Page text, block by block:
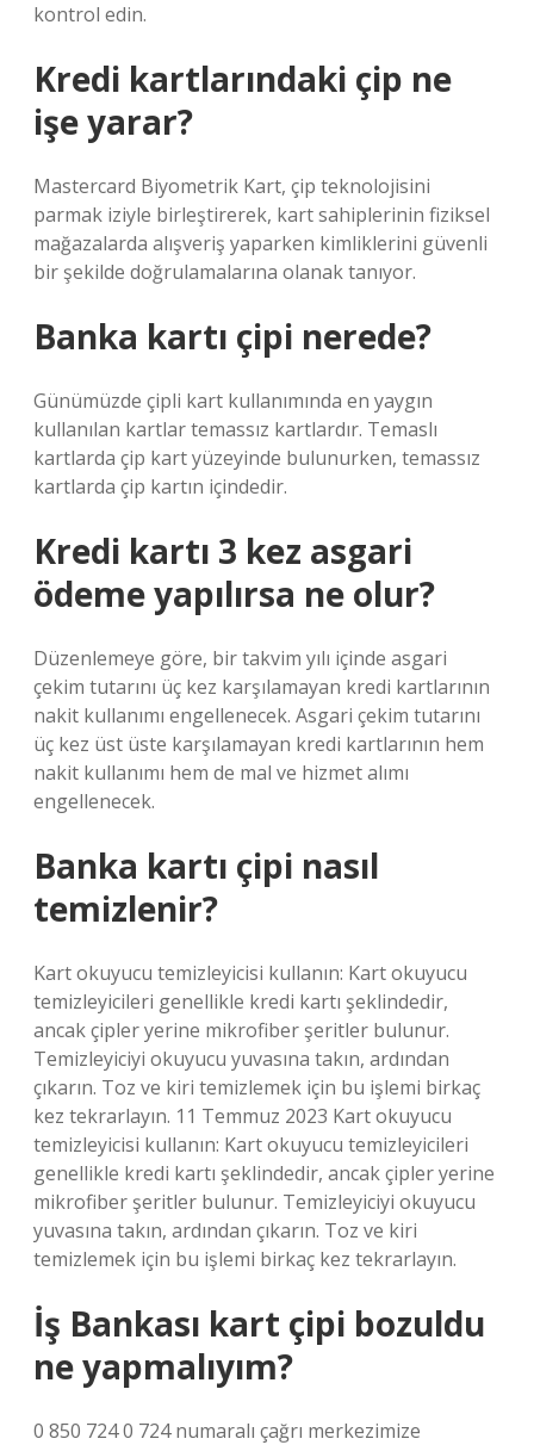
kontrol edin.
Kredi kartlarındaki çip ne
işe yarar?
Mastercard Biyometrik Kart, çip teknolojisini
parmak iziyle birleştirerek, kart sahiplerinin fiziksel
mağazalarda alışveriş yaparken kimliklerini güvenli
bir şekilde doğrulamalarına olanak tanıyor.
Banka kartı çipi nerede?
Günümüzde çipli kart kullanımında en yaygın
kullanılan kartlar temassız kartlardır. Temaslı
kartlarda çip kart yüzeyinde bulunurken, temassız
kartlarda çip kartın içindedir.
Kredi kartı 3 kez asgari
ödeme yapılırsa ne olur?
Düzenlemeye göre, bir takvim yılı içinde asgari
çekim tutarını üç kez karşılamayan kredi kartlarının
nakit kullanımı engellenecek. Asgari çekim tutarını
üç kez üst üste karşılamayan kredi kartlarının hem
nakit kullanımı hem de mal ve hizmet alımı
engellenecek.
Banka kartı çipi nasıl
temizlenir?
Kart okuyucu temizleyicisi kullanın: Kart okuyucu
temizleyicileri genellikle kredi kartı şeklindedir,
ancak çipler yerine mikrofiber şeritler bulunur.
Temizleyiciyi okuyucu yuvasına takın, ardından
çıkarın. Toz ve kiri temizlemek için bu işlemi birkaç
kez tekrarlayın. 11 Temmuz 2023 Kart okuyucu
temizleyicisi kullanın: Kart okuyucu temizleyicileri
genellikle kredi kartı şeklindedir, ancak çipler yerine
mikrofiber şeritler bulunur. Temizleyiciyi okuyucu
yuvasına takın, ardından çıkarın. Toz ve kiri
temizlemek için bu işlemi birkaç kez tekrarlayın.
İş Bankası kart çipi bozuldu
ne yapmalıyım?
0 850 724 0 724 numaralı çağrı merkezimize